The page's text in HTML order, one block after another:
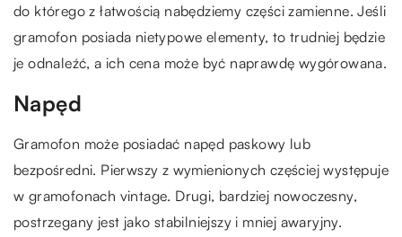
do którego z łatwością nabędziemy części zamienne. Jeśli
gramofon posiada nietypowe elementy, to trudniej będzie
je odnaleźć, a ich cena może być naprawdę wygórowana.
Napęd
Gramofon może posiadać napęd paskowy lub
bezpośredni. Pierwszy z wymienionych częściej występuje
w gramofonach vintage. Drugi, bardziej nowoczesny,
postrzegany jest jako stabilniejszy i mniej awaryjny.